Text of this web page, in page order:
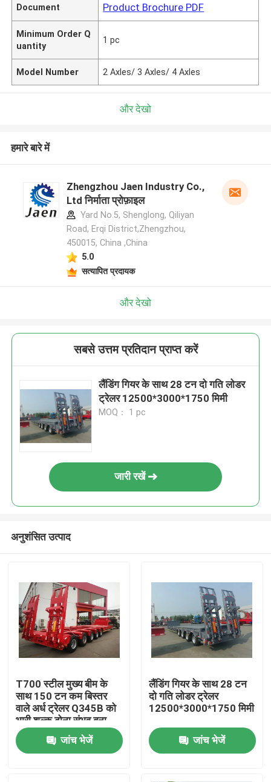
Document Product Brochure PDF
Minimum Order Q
uantity
1 pc
Model Number 2 Axles/ 3 Axles/ 4 Axles
और देखो
हमारे बारे में
Zhengzhou Jaen Industry Co.,
Ltd निर्माता प्रोफ़ाइल
Yard No.5, Shenglong, Qiliyan
Road, Erqi District,Zhengzhou,
450015, China ,China
5.0
सत्यापित प्रदायक
और देखो
सबसे उत्तम प्रतिदान प्राप्त करें
लैंडिंग गियर के साथ 28 टन दो गति लोडर
ट्रेलर 12500*3000*1750 मिमी
MOQ： 1 pc
जारी रखें
अनुशंसित उत्पाद
T700 स्टील मुख्य बीम के
साथ 150 टन कम बिस्तर
वाले अर्ध ट्रेलर Q345B को
भारी शुल्क ढोना संभव बना
दिया गया
जांच भेजें
लैंडिंग गियर के साथ 28 टन
दो गति लोडर ट्रेलर
12500*3000*1750 मिमी
जांच भेजें